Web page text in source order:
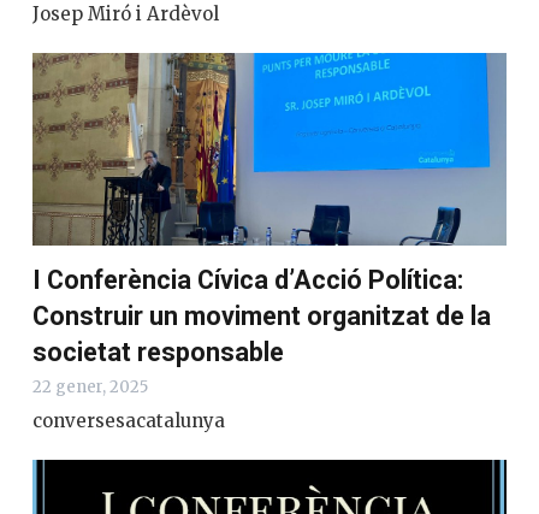
Josep Miró i Ardèvol
I Conferència Cívica d’Acció Política:
Construir un moviment organitzat de la
societat responsable
22 gener, 2025
conversesacatalunya